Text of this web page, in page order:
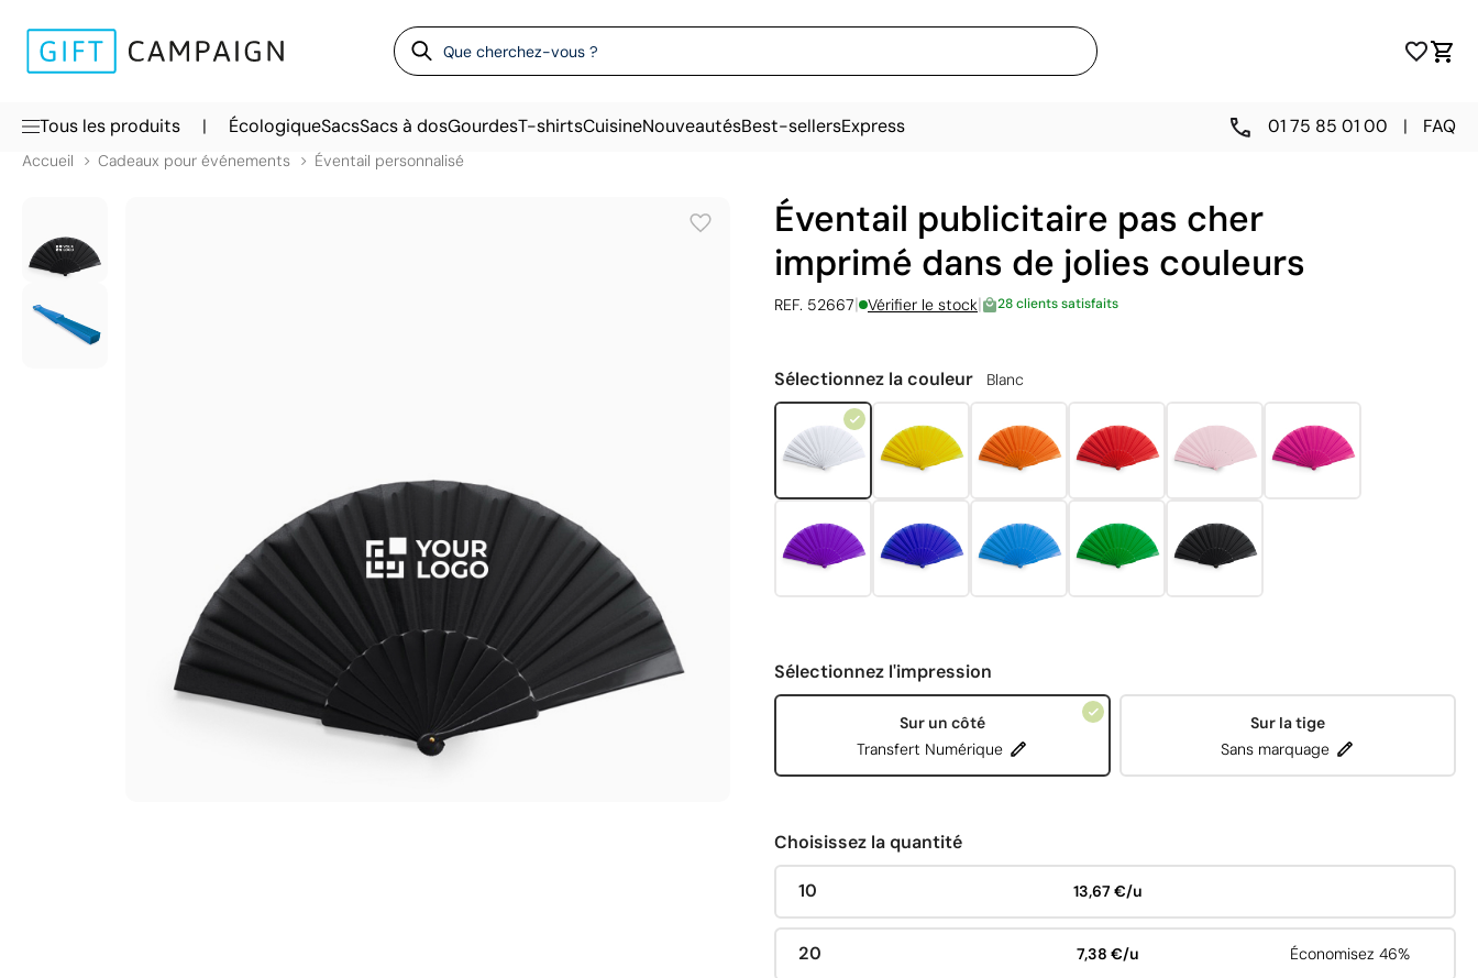
Tous les produits | ÉcologiqueSacsSacs à dosGourdesT-shirtsCuisineNouveautésBest-sellersExpress 01 75 85 01 00 | FAQ
Accueil Cadeaux pour événements Éventail personnalisé
Éventail publicitaire pas cher
imprimé dans de jolies couleurs
REF. 52667| Vérifier le stock| 28 clients satisfaits
Sélectionnez la couleur Blanc
Sélectionnez l'impression
Sur un côté
Transfert Numérique
Sur la tige
Sans marquage
Choisissez la quantité
10 13,67 €/u
20 7,38 €/u Économisez 46%